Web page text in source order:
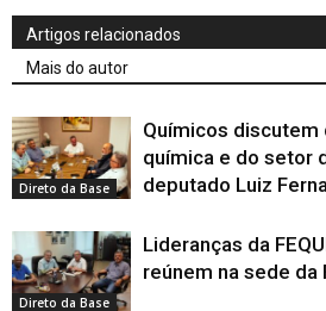
Artigos relacionados
Mais do autor
Direto da Base
Químicos discutem
química e do setor
deputado Luiz
Direto da Base
Lideranças da
reúnem na sede da